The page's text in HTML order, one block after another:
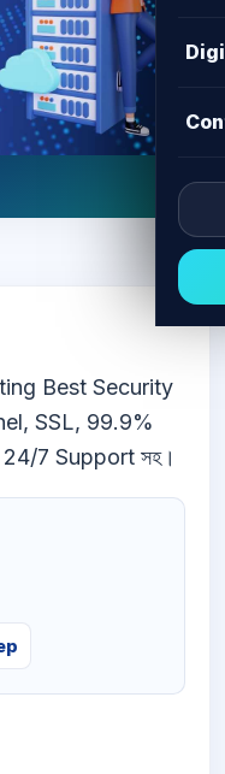
Best Security
SSL, 99.9%
7 Support সহ।